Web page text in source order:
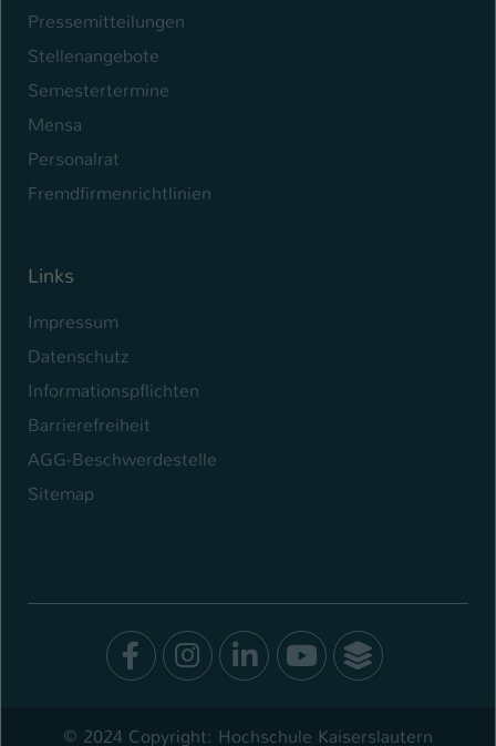
Pressemitteilungen
Stellenangebote
Semestertermine
Mensa
Personalrat
Fremdfirmenrichtlinien
Links
Impressum
Datenschutz
Informationspflichten
Barrierefreiheit
AGG-Beschwerdestelle
Sitemap
Facebook
Instagram
LinkedIn
Youtube
© 2024 Copyright: Hochschule Kaiserslautern